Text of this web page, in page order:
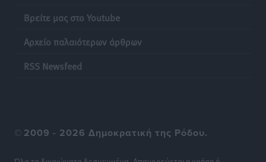
Βρείτε μας στο Youtube
Αρχείο παλαιότερων άρθρων
RSS Newsfeed
© 2009 - 2026 Δημοκρατική της Ρόδου.